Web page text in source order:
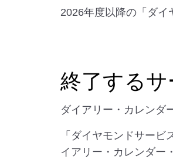
2026年度以降の「ダ
終了するサ
ダイアリー・カレンダ
「ダイヤモンドサー
イアリー・カレンダー